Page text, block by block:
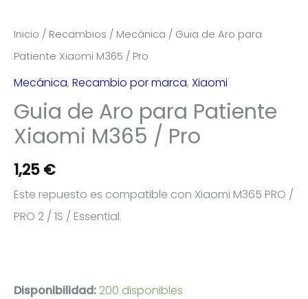
Inicio / Recambios / Mecánica / Guia de Aro para
Patiente Xiaomi M365 / Pro
Mecánica, Recambio por marca, Xiaomi
Guia de Aro para Patiente
Xiaomi M365 / Pro
1,25 €
Este repuesto es compatible con Xiaomi M365 PRO /
PRO 2 / 1S / Essential.
Disponibilidad: 200 disponibles